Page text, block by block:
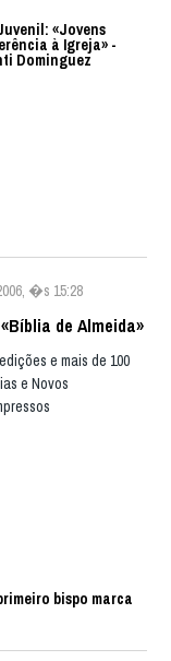
«Jovens
à Igreja» -
Dominguez
�s 15:28
de Almeida»
e mais de 100
e Novos
bispo marca